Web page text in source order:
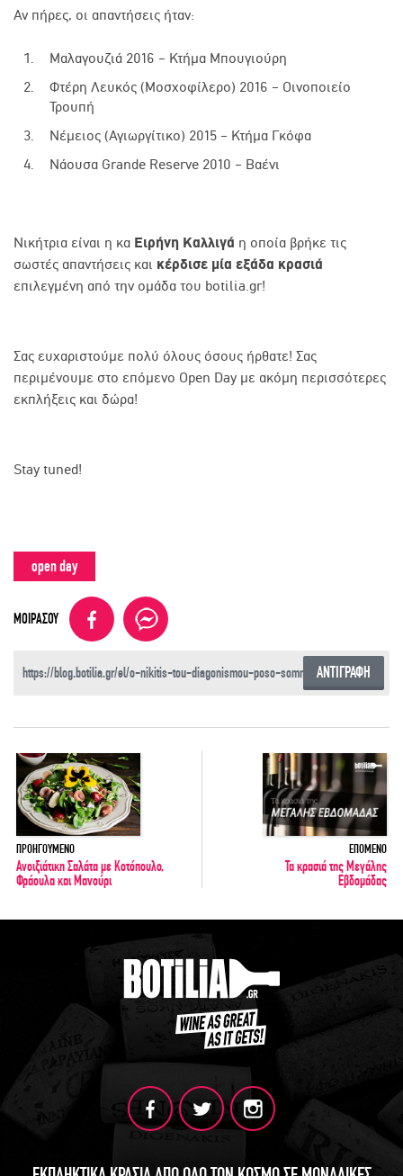
Αν πήρες, οι απαντήσεις ήταν:
Μαλαγουζιά 2016 – Κτήμα Μπουγιούρη
Φτέρη Λευκός (Μοσχοφίλερο) 2016 – Οινοποιείο
Τρουπή
Νέμειος (Αγιωργίτικο) 2015 – Κτήμα Γκόφα
Νάουσα Grande Reserve 2010 – Βαένι
Νικήτρια είναι η κα Ειρήνη Καλλιγά η οποία βρήκε τις
σωστές απαντήσεις και κέρδισε μία εξάδα κρασιά
επιλεγμένη από την ομάδα του botilia.gr!
Σας ευχαριστούμε πολύ όλους όσους ήρθατε! Σας
περιμένουμε στο επόμενο Open Day με ακόμη περισσότερες
εκπλήξεις και δώρα!
Stay tuned!
open day
ΜΟΙΡΑΣΟΥ
ΑΝΤΙΓΡΑΦΗ
ΠΡΟΗΓΟΥΜΕΝΟ
Ανοιξιάτικη Σαλάτα με Κοτόπουλο,
Φράουλα και Μανούρι
ΕΠΟΜΕΝΟ
Τα κρασιά της Μεγάλης
Εβδομάδας